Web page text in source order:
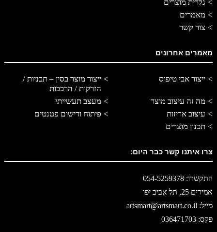
גלרית מוצרים
מאמרים
צור קשר
מאמרים אחרונים
ייצור אבי טיפוס
ייצור מוצר בסין – תבניות /
הזרקות / הרכבות
מה זה עיצוב מוצר
מעצב תעשייתי
עיצוב אריזות
פיתוח ורישום פטנטים
תכנון מוצרים
צרו איתנו קשר כבר היום:
התקשרו: 054-5259378
אמירים 25, תל אביב יפו
מייל: artsmart@artsmart.co.il
פקס: 036471703